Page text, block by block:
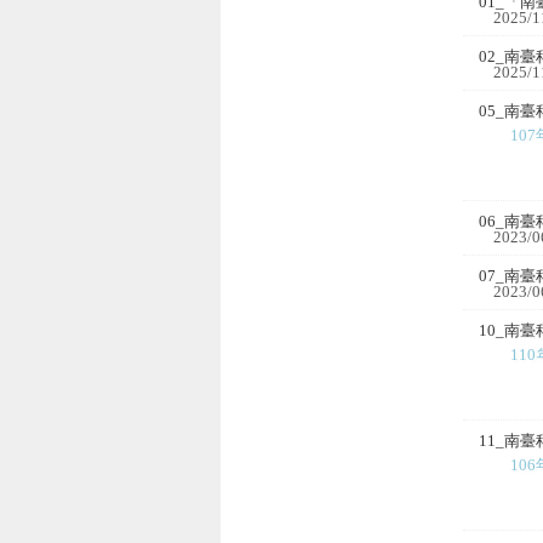
2025/
02_南臺
2025/
05_南臺
107年
06_南臺
2023/
07_南臺
2023/
10_南臺
110年
11_南臺
106年